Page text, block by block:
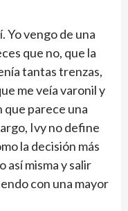
Yo vengo de una
que no, que la
tantas trenzas,
me veía varonil y
que parece una
Ivy no define
la decisión más
así misma y salir
con una mayor